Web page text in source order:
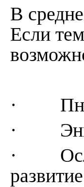
В
Если
·
·
·